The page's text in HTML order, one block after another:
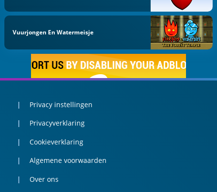
Vuurjongen En Watermeisje
Privacy instellingen
Privacyverklaring
Cookieverklaring
Algemene voorwaarden
Over ons